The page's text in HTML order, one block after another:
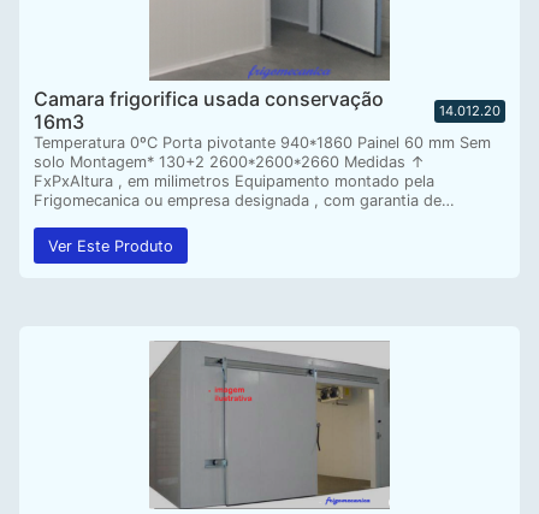
Camara frigorifica usada conservação
16m3
14.012.20
Temperatura 0ºC Porta pivotante 940*1860 Painel 60 mm Sem
solo Montagem* 130+2 2600*2600*2660 Medidas ↑
FxPxAltura , em milimetros Equipamento montado pela
Frigomecanica ou empresa designada , com garantia de…
Ver Este Produto